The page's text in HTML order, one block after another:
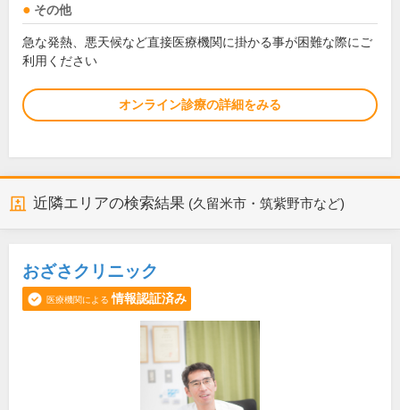
その他
急な発熱、悪天候など直接医療機関に掛かる事が困難な際にご
利用ください
オンライン診療の詳細をみる
近隣エリアの検索結果 (久留米市・筑紫野市など)
おざさクリニック
医療機関による 情報認証済み